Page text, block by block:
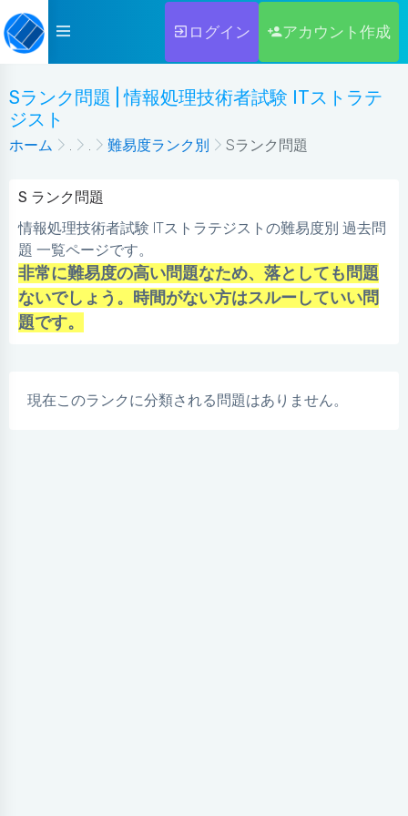
ログイン アカウント作成
Sランク問題 | 情報処理技術者試験 ITストラテ
ジスト
ホーム . . 難易度ランク別 Sランク問題
S ランク問題
情報処理技術者試験 ITストラテジストの難易度別 過去問
題 一覧ページです。
非常に難易度の高い問題なため、落としても問題
ないでしょう。時間がない方はスルーしていい問
題です。
現在このランクに分類される問題はありません。